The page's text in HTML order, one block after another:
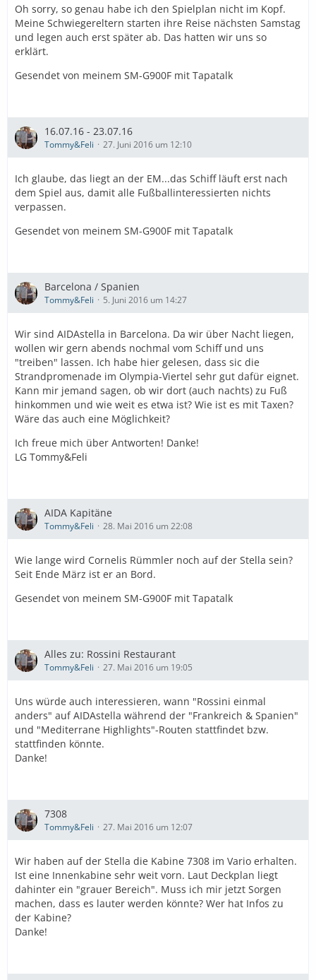
Oh sorry, so genau habe ich den Spielplan nicht im Kopf.
Meine Schwiegereltern starten ihre Reise nächsten Samstag
und legen auch erst später ab. Das hatten wir uns so
erklärt.
Gesendet von meinem SM-G900F mit Tapatalk
16.07.16 - 23.07.16
Tommy&Feli 27. Juni 2016 um 12:10
Ich glaube, das liegt an der EM...das Schiff läuft erst nach
dem Spiel aus, damit alle Fußballinteressierten nichts
verpassen.
Gesendet von meinem SM-G900F mit Tapatalk
Barcelona / Spanien
Tommy&Feli 5. Juni 2016 um 14:27
Wir sind AIDAstella in Barcelona. Da wir über Nacht liegen,
wollen wir gern abends nochmal vom Schiff und uns
"treiben" lassen. Ich habe hier gelesen, dass sic die
Strandpromenade im Olympia-Viertel sehr gut dafür eignet.
Kann mir jemand sagen, ob wir dort (auch nachts) zu Fuß
hinkommen und wie weit es etwa ist? Wie ist es mit Taxen?
Wäre das auch eine Möglichkeit?
Ich freue mich über Antworten! Danke!
LG Tommy&Feli
AIDA Kapitäne
Tommy&Feli 28. Mai 2016 um 22:08
Wie lange wird Cornelis Rümmler noch auf der Stella sein?
Seit Ende März ist er an Bord.
Gesendet von meinem SM-G900F mit Tapatalk
Alles zu: Rossini Restaurant
Tommy&Feli 27. Mai 2016 um 19:05
Uns würde auch interessieren, wann "Rossini einmal
anders" auf AIDAstella während der "Frankreich & Spanien"
und "Mediterrane Highlights"-Routen stattfindet bzw.
stattfinden könnte.
Danke!
7308
Tommy&Feli 27. Mai 2016 um 12:07
Wir haben auf der Stella die Kabine 7308 im Vario erhalten.
Ist eine Innenkabine sehr weit vorn. Laut Deckplan liegt
dahinter ein "grauer Bereich". Muss ich mir jetzt Sorgen
machen, dass es lauter werden könnte? Wer hat Infos zu
der Kabine?
Danke!